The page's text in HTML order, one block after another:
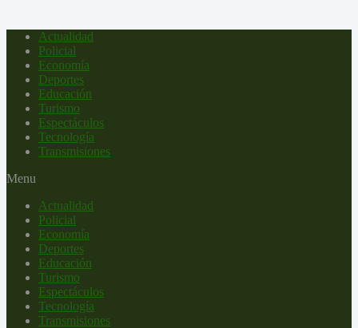
Actualidad
Policial
Economía
Deportes
Educación
Turismo
Espectáculos
Tecnología
Transmisiones
Menu
Actualidad
Policial
Economía
Deportes
Educación
Turismo
Espectáculos
Tecnología
Transmisiones